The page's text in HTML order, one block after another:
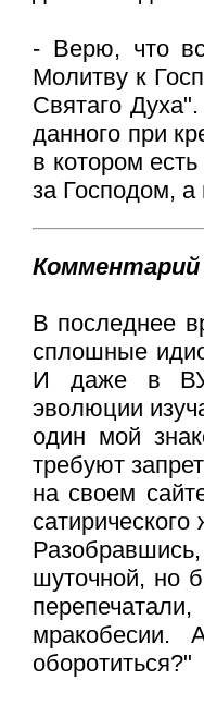
- Верю, что
Молитву к
Святаго
данного при
в котором
за Господом,
Комментарий
В последнее
сплошные
И даже в
эволюции
один мой
требуют
на своем
шуточной, но
оборотиться?"